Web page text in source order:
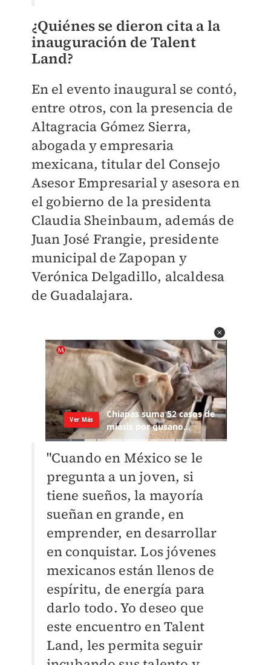
¿Quiénes se dieron cita a la
inauguración de Talent
Land?
En el evento inaugural se contó,
entre otros, con la presencia de
Altagracia Gómez Sierra,
abogada y empresaria
mexicana, titular del Consejo
Asesor Empresarial y asesora en
el gobierno de la presidenta
Claudia Sheinbaum, además de
Juan José Frangie, presidente
municipal de Zapopan y
Verónica Delgadillo, alcaldesa
de Guadalajara.
"Cuando en México se le
pregunta a un joven, si
tiene sueños, la mayoría
sueñan en grande, en
emprender, en desarrollar
en conquistar. Los jóvenes
mexicanos están llenos de
espíritu, de energía para
darlo todo. Yo deseo que
este encuentro en Talent
Land, les permita seguir